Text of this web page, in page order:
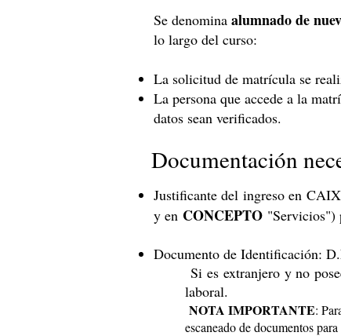
Se denomina alumnado de
lo largo del curso:
La solicitud de matrícula se
La persona que accede a la
datos sean verificados.
Documentación
Justificante del ingreso en
y en CONCEPTO "Servicios")
Documento de Identificación:
Si es extranjero y no
laboral.
NOTA IMPORTANTE:
escaneado de documentos